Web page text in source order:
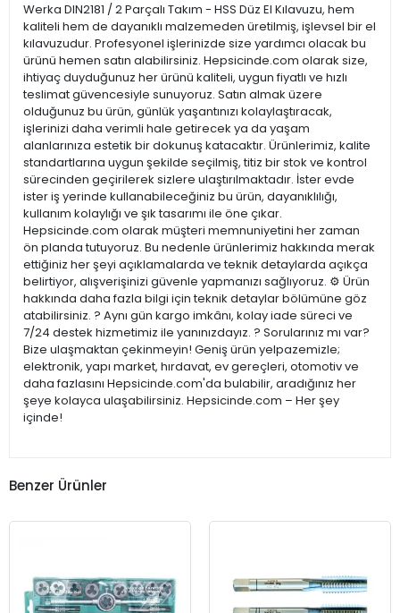
Werka DIN2181 / 2 Parçalı Takım - HSS Düz El Kılavuzu, hem
kaliteli hem de dayanıklı malzemeden üretilmiş, işlevsel bir el
kılavuzudur. Profesyonel işlerinizde size yardımcı olacak bu
ürünü hemen satın alabilirsiniz. Hepsicinde.com olarak size,
ihtiyaç duyduğunuz her ürünü kaliteli, uygun fiyatlı ve hızlı
teslimat güvencesiyle sunuyoruz. Satın almak üzere
olduğunuz bu ürün, günlük yaşantınızı kolaylaştıracak,
işlerinizi daha verimli hale getirecek ya da yaşam
alanlarınıza estetik bir dokunuş katacaktır. Ürünlerimiz, kalite
standartlarına uygun şekilde seçilmiş, titiz bir stok ve kontrol
sürecinden geçirilerek sizlere ulaştırılmaktadır. İster evde
ister iş yerinde kullanabileceğiniz bu ürün, dayanıklılığı,
kullanım kolaylığı ve şık tasarımı ile öne çıkar.
Hepsicinde.com olarak müşteri memnuniyetini her zaman
ön planda tutuyoruz. Bu nedenle ürünlerimiz hakkında merak
ettiğiniz her şeyi açıklamalarda ve teknik detaylarda açıkça
belirtiyor, alışverişinizi güvenle yapmanızı sağlıyoruz. ⚙️ Ürün
hakkında daha fazla bilgi için teknik detaylar bölümüne göz
atabilirsiniz. ? Aynı gün kargo imkânı, kolay iade süreci ve
7/24 destek hizmetimiz ile yanınızdayız. ? Sorularınız mı var?
Bize ulaşmaktan çekinmeyin! Geniş ürün yelpazemizle;
elektronik, yapı market, hırdavat, ev gereçleri, otomotiv ve
daha fazlasını Hepsicinde.com'da bulabilir, aradığınız her
şeye kolayca ulaşabilirsiniz. Hepsicinde.com – Her şey
içinde!
Benzer Ürünler